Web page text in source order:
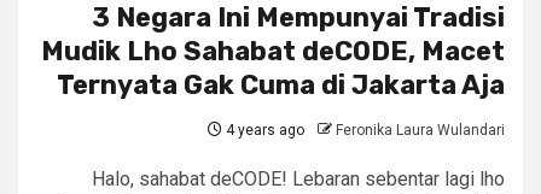
3 Negara Ini Mempunyai Tradisi
Mudik Lho Sahabat deCODE, Macet
Ternyata Gak Cuma di Jakarta Aja
4 years ago Feronika Laura Wulandari
Halo, sahabat deCODE! Lebaran sebentar lagi lho